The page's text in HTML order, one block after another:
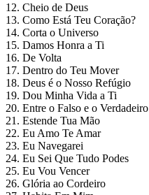
12. Cheio de Deus
13. Como Está Teu Coração?
14. Corta o Universo
15. Damos Honra a Ti
16. De Volta
17. Dentro do Teu Mover
18. Deus é o Nosso Refúgio
19. Dou Minha Vida a Ti
20. Entre o Falso e o Verdadeiro
21. Estende Tua Mão
22. Eu Amo Te Amar
23. Eu Navegarei
24. Eu Sei Que Tudo Podes
25. Eu Vou Vencer
26. Glória ao Cordeiro